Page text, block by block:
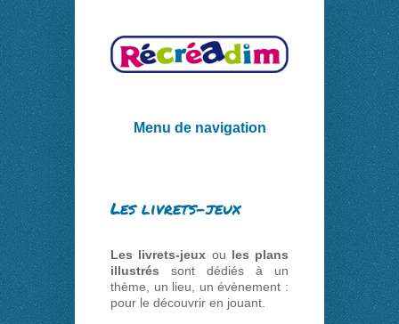
Menu de navigation
Les livrets-jeux
Les livrets-jeux ou les plans
illustrés sont dédiés à un
thème, un lieu, un évènement :
pour le découvrir en jouant.